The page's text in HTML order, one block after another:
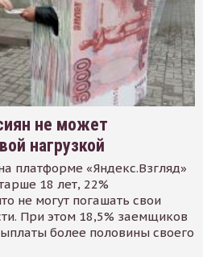
не может
нагрузкой
платформе «Яндекс.Взгляд»
18 лет, 22%
не могут погашать свои
При этом 18,5% заемщиков
более половины своего